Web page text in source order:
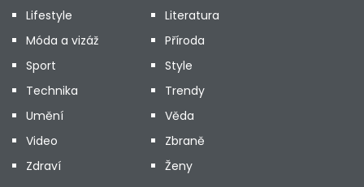
Lifestyle
Literatura
Móda a vizáž
Příroda
Sport
Style
Technika
Trendy
Umění
Věda
Video
Zbraně
Zdraví
Ženy